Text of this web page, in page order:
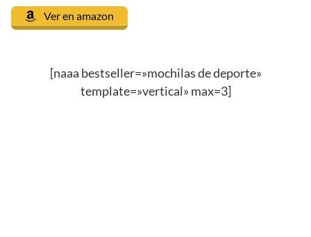
Ver en amazon
[naaa bestseller=»mochilas de deporte»
template=»vertical» max=3]